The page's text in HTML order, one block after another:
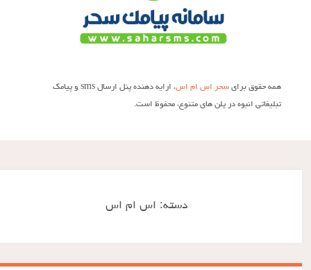
همه حقوق برایسحر اس ام اس
، ارایه دهنده پنل ارسال sms و پیامک
تبلیغاتی انبوه در پلن های متنوع، محفوظ است.
دسته:اس ام اس